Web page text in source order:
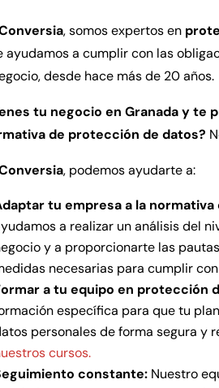
,somos expertos en
ayudamos a cumplir con las
desde hace más de 20 años.
tu negocio en Granada y te
de protección de datos?
, podemos ayudarte a:
tu empresa a la
a realizar un análisis del
y a proporcionarte las
necesarias para cumplir
a tu equipo en protección
específica para que tu
personales de forma segura y
cursos.
constante: Nuestro